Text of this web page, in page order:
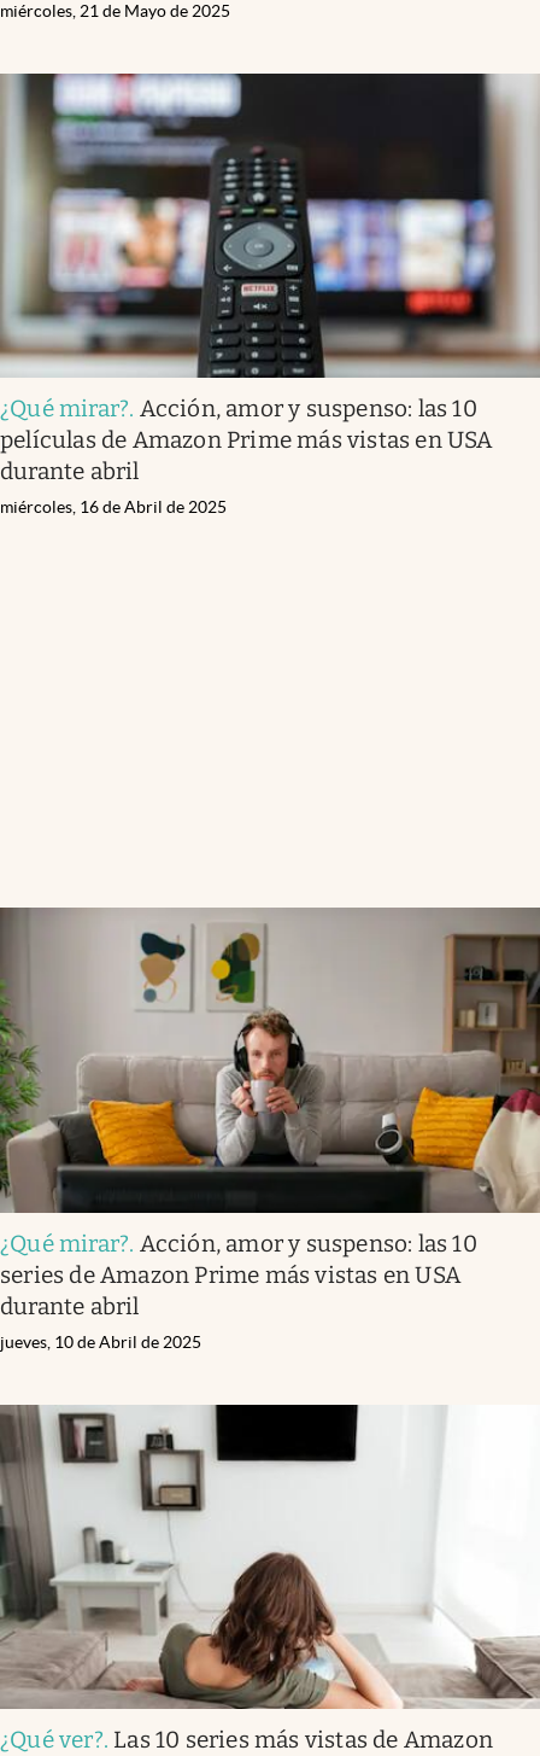
miércoles, 21 de Mayo de 2025
¿Qué mirar?. Acción, amor y suspenso: las 10
películas de Amazon Prime más vistas en USA
durante abril
miércoles, 16 de Abril de 2025
¿Qué mirar?. Acción, amor y suspenso: las 10
series de Amazon Prime más vistas en USA
durante abril
jueves, 10 de Abril de 2025
¿Qué ver?. Las 10 series más vistas de Amazon